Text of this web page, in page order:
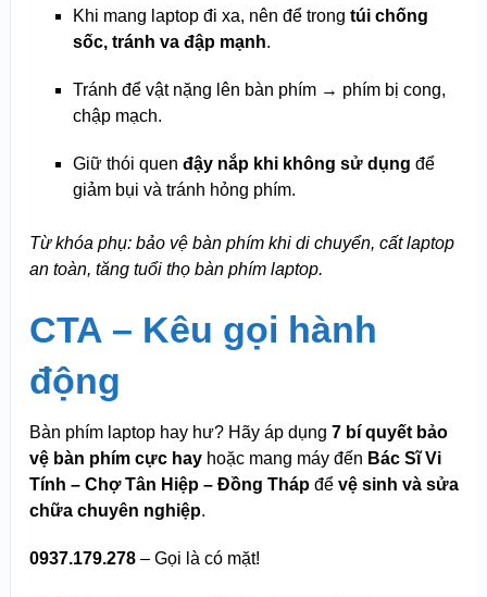
Khi mang laptop đi xa, nên để trong túi chống
sốc, tránh va đập mạnh.
Tránh để vật nặng lên bàn phím → phím bị cong,
chập mạch.
Giữ thói quen đậy nắp khi không sử dụng để
giảm bụi và tránh hỏng phím.
Từ khóa phụ: bảo vệ bàn phím khi di chuyển, cất laptop
an toàn, tăng tuổi thọ bàn phím laptop.
CTA – Kêu gọi hành
động
Bàn phím laptop hay hư? Hãy áp dụng 7 bí quyết bảo
vệ bàn phím cực hayhoặc mang máy đến Bác Sĩ Vi
Tính – Chợ Tân Hiệp – Đồng Thápđể vệ sinh và sửa
chữa chuyên nghiệp.
0937.179.278– Gọi là có mặt!